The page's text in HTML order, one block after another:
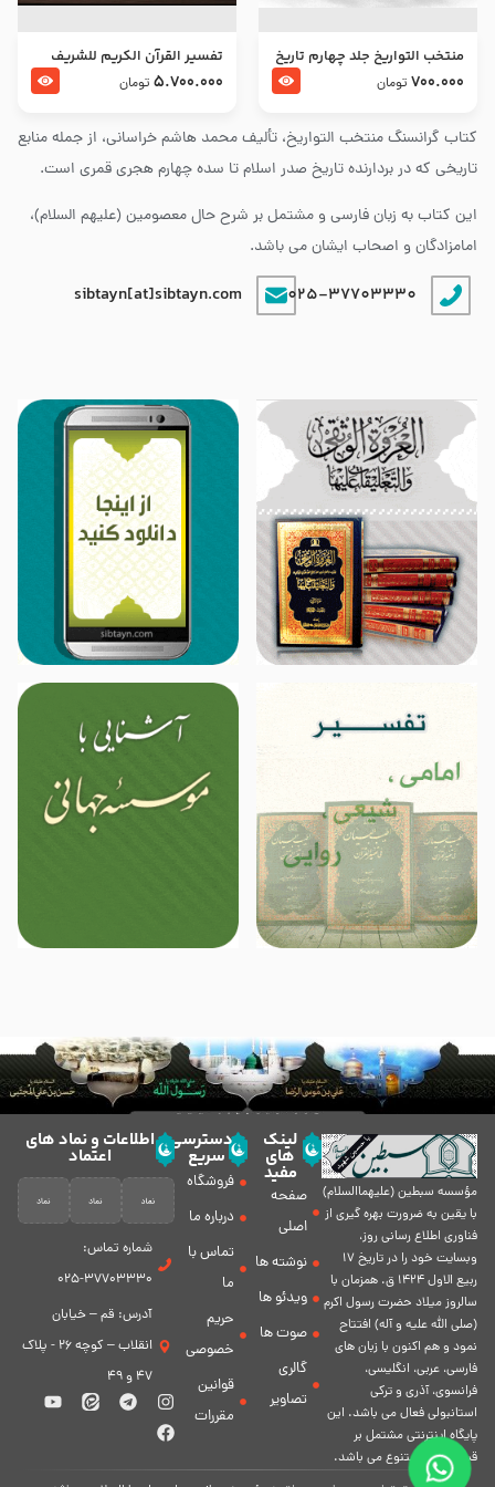
کتاب گرانسنگ منتخب التواريخ، تألیف محمد هاشم خراسانی، از جمله منابع
تاریخی که در بردارنده تاریخ صدر اسلام تا سده چهارم هجری قمری است.
این کتاب به زبان فارسی و مشتمل بر شرح حال معصومین (علیهم السلام)،
امامزادگان و اصحاب ایشان می باشد.
025-37703330
sibtayn[at]sibtayn.com
منتخب التواریخ جلد چهارم تاریخ
امام زین العابدین و امام محمد
700.000 تومان
تفسير القرآن الكريم للشريف
المرتضي قدس سرّه
5.700.000 تومان
مؤسسه سبطين (عليهماالسلام)
با يقين به ضرورت بهره گیرى از
فناورى اطلاع رسانى روز،
وبسایت خود را در تاريخ 17
ربيع الاول 1424 ق. همزمان با
سالروز ميلاد حضرت رسول اكرم
(صلی الله علیه و آله) افتتاح
نمود و هم اكنون با زبان های
فارسی، عربى، انگلیسی،
فرانسوی، آذری و ترکی
استانبولی فعال مى باشد. اين
پايگاه اينترنتى مشتمل بر
قسمت هاى متنوع مى باشد.
لینک
های
مفید
صفحه
اصلی
نوشته ها
ویدئو ها
صوت ها
گالری
تصاویر
دسترسی
سریع
فروشگاه
درباره ما
تماس با
ما
حریم
خصوصی
قوانین
مقررات
اطلاعات و نماد های
اعتماد
شماره تماس:
37703330-025
آدرس: قم – خیابان
انقلاب – کوچه 26 - پلاک
47 و 49